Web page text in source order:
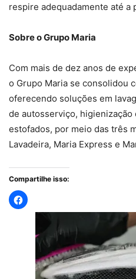
respire adequadamente até a
Sobre o Grupo Maria
Com mais de dez anos de
o Grupo Maria se consolidou
oferecendo soluções em
de autosserviço, higienização
estofados, por meio das três
Lavadeira, Maria Express e
Compartilhe isso: